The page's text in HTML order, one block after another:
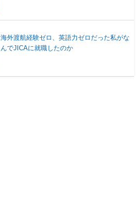
海外渡航経験ゼロ、英語力ゼロだった私がな
んでJICAに就職したのか